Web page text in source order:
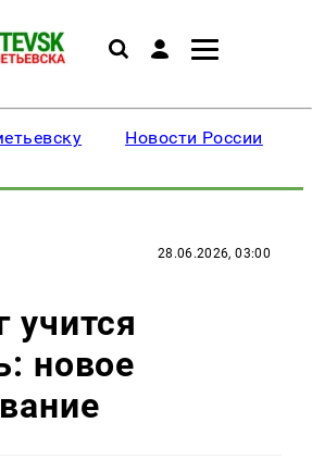
Новости России
28.06.2026, 03:00
учится
новое